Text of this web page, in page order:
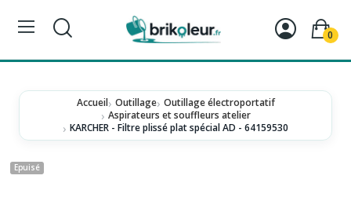
0
Accueil Outillage Outillage électroportatif
Aspirateurs et souffleurs atelier
KARCHER - Filtre plissé plat spécial AD - 64159530
Epuisé